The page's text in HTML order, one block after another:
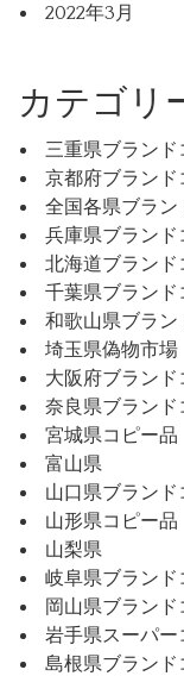
2022年3月
カテゴリ
三重県ブランド
京都府ブランド
全国各県ブラン
兵庫県ブランド
北海道ブランド
千葉県ブランド
和歌山県ブラン
埼玉県偽物市場
大阪府ブランド
奈良県ブランド
宮城県コピー品
富山県
山口県ブランド
山形県コピー品
山梨県
岐阜県ブランド
岡山県ブランド
岩手県スーパー
島根県ブランド